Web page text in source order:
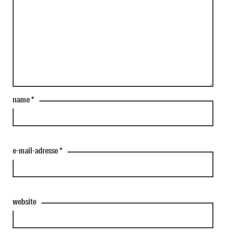
name*
e-mail-adresse*
website